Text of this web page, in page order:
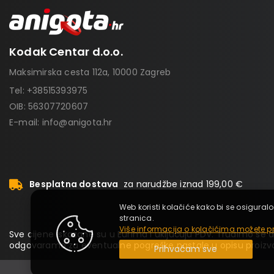
Kodak Centar d.o.o.
Maksimirska cesta 112a, 10000 Zagreb
Tel: +38515393975
OIB: 56307720607
E-mail: info@anigota.hr
Besplatna dostava za narudžbe iznad 199,00 €
Sve cijene iskazane su u Eurima i uključuju PDV. Trudimo
odgovaramo za eventualne pogreške nastale u opisu
Web koristi kolačiće kako bi se
stranica.
Više informacija o kolačićima možete
Prihvaćam sve